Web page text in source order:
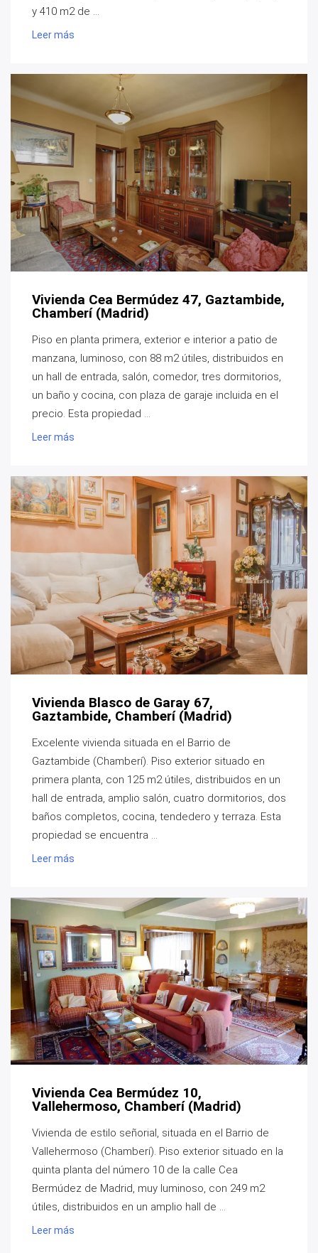
y 410 m2 de ...
Leer más
Vivienda Cea Bermúdez 47, Gaztambide,
Chamberí (Madrid)
Piso en planta primera, exterior e interior a patio de
manzana, luminoso, con 88 m2 útiles, distribuidos en
un hall de entrada, salón, comedor, tres dormitorios,
un baño y cocina, con plaza de garaje incluida en el
precio. Esta propiedad ...
Leer más
Vivienda Blasco de Garay 67,
Gaztambide, Chamberí (Madrid)
Excelente vivienda situada en el Barrio de
Gaztambide (Chamberí). Piso exterior situado en
primera planta, con 125 m2 útiles, distribuidos en un
hall de entrada, amplio salón, cuatro dormitorios, dos
baños completos, cocina, tendedero y terraza. Esta
propiedad se encuentra ...
Leer más
Vivienda Cea Bermúdez 10,
Vallehermoso, Chamberí (Madrid)
Vivienda de estilo señorial, situada en el Barrio de
Vallehermoso (Chamberí). Piso exterior situado en la
quinta planta del número 10 de la calle Cea
Bermúdez de Madrid, muy luminoso, con 249 m2
útiles, distribuidos en un amplio hall de ...
Leer más